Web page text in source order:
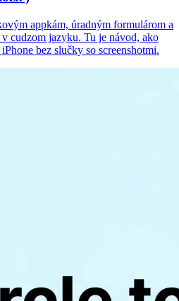
appkám, úradným formulárom a
cudzom jazyku. Tu je návod, ako
bez slučky so screenshotmi.